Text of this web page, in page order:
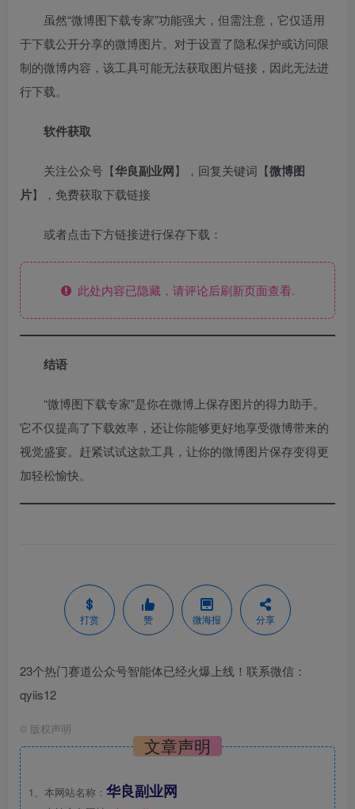
虽然“微博图下载专家”功能强大，但需注意，它仅适用
于下载公开分享的微博图片。对于设置了隐私保护或访问限
制的微博内容，该工具可能无法获取图片链接，因此无法进
行下载。
软件获取
关注公众号【华良副业网】，回复关键词【微博图
片】，免费获取下载链接
或者点击下方链接进行保存下载：
此处内容已隐藏，请评论后刷新页面查看.
结语
“微博图下载专家”是你在微博上保存图片的得力助手。
它不仅提高了下载效率，还让你能够更好地享受微博带来的
视觉盛宴。赶紧试试这款工具，让你的微博图片保存变得更
加轻松愉快。
打赏 赞 微海报 分享
23个热门赛道公众号智能体已经火爆上线！联系微信：
qyiis12
© 版权声明
文章声明
1、本网站名称： 华良副业网